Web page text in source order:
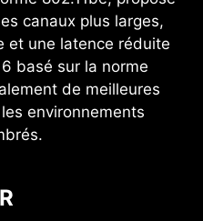
canaux plus larges,
et une latence réduite
basé sur la norme
de meilleures
environnements
x
puissance